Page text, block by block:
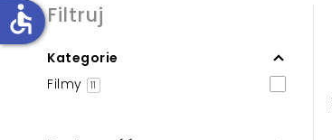
Filtruj
Kategorie
Filmy
11
accessible
Zwiększ rozmiar czcionki
Zmniejsz rozmiar czcionki